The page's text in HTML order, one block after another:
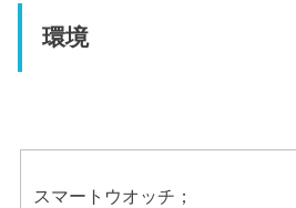
環境
スマートウオッチ；